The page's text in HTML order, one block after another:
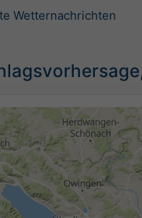
Wetternachrichten